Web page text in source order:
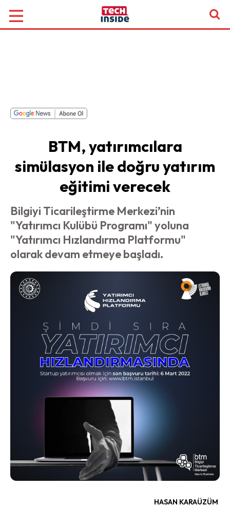
BTM, yatırımcılara
simülasyon ile doğru yatırım
eğitimi verecek
Bilgiyi Ticarileştirme Merkezi’nin
"Yatırımcı Kulübü Programı" yoluna
"Yatırımcı Hızlandırma Platformu"
olarak devam etmeye başladı.
HASAN KARAÜZÜM